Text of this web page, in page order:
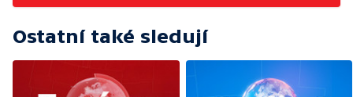
Ostatní také sledují